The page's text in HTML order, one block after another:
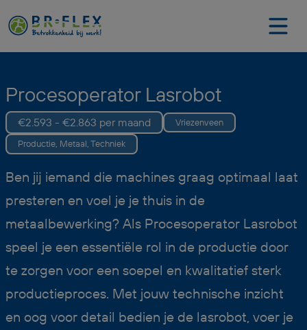
Procesoperator Lasrobot
€2.593 - €2.863 per maand
Vriezenveen
Productie, Metaal, Techniek
Ben jij iemand die machines graag optimaal laat
presteren en voel je je thuis in de
metaalbewerking? Als Procesoperator Lasrobot
speel je een essentiële rol in de productie door
te zorgen voor een soepel en kwalitatief sterk
productieproces. Met jouw technische inzicht
en oog voor detail bedien je de lasrobot, voer je